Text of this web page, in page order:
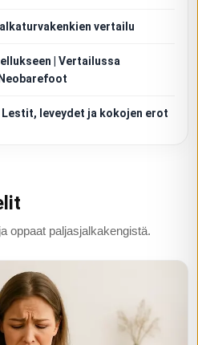
vertailu
| Vertailussa
leveydet ja kokojen erot
oppaat paljasjalkakengistä.